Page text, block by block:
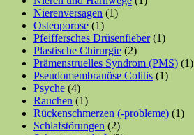
Nierenversagen (1)
Osteoporose (1)
Pfeiffersches Drüsenfieber(1)
Plastische Chirurgie (2)
Prämenstruelles Syndrom (PMS) (1)
Pseudomembranöse Colitis (1)
Psyche (4)
Rauchen (1)
Rückenschmerzen (-probleme) (1)
Schlafstörungen (2)